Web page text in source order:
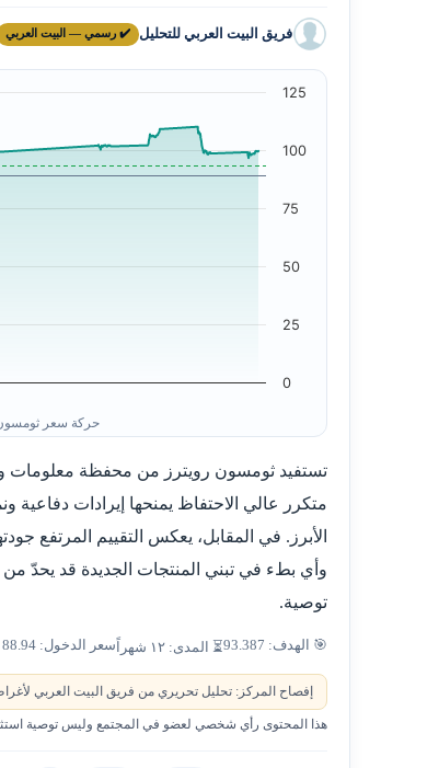
فريق البيت العربي للتحليل ✔️ رسمي — البيت العربي
0
25
50
75
100
125
حركة سعر
تستفيد ثومسون رويترز من محفظة معلومات
متكرر عالي الاحتفاظ يمنحها إيرادات دفاعية
الأبرز. في المقابل، يعكس التقييم المرتفع
وأي بطء في تبني المنتجات الجديدة قد يحدّ
توصية.
🎯 الهدف: 93.387 ⏳ المدى: ١٢ شهراً سعر الدخول: 88.94
إفصاح المركز: تحليل تحريري من فريق البيت العربي
هذا المحتوى رأي شخصي لعضو في المجتمع وليس توصية